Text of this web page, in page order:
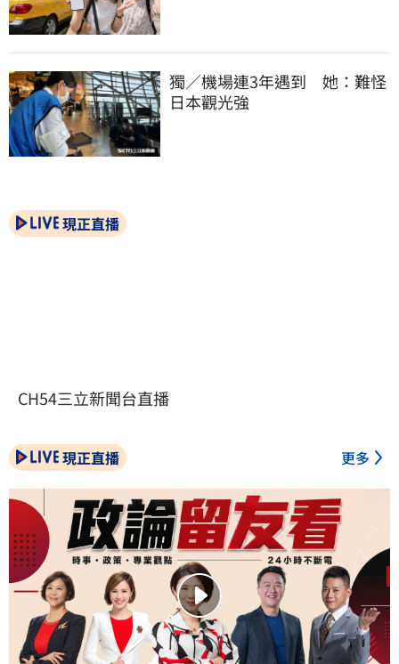
獨／機場連3年遇到　她：難怪
日本觀光強
現正直播
CH54三立新聞台直播
現正直播 更多